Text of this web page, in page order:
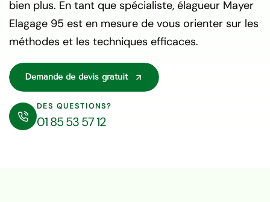
bien plus. En tant que spécialiste, élagueur Mayer
Elagage 95 est en mesure de vous orienter sur les
méthodes et les techniques efficaces.
Demande de devis gratuit
DES QUESTIONS?
01 85 53 57 12